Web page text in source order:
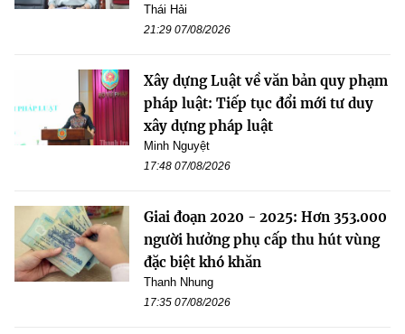
Thái Hải
21:29 07/08/2026
Xây dựng Luật về văn bản quy phạm
pháp luật: Tiếp tục đổi mới tư duy
xây dựng pháp luật
Minh Nguyệt
17:48 07/08/2026
Giai đoạn 2020 - 2025: Hơn 353.000
người hưởng phụ cấp thu hút vùng
đặc biệt khó khăn
Thanh Nhung
17:35 07/08/2026